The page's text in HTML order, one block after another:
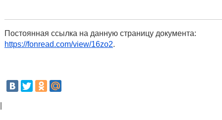
Постоянная ссылка на данную страницу документа:
https://fonread.com/view/16zo2.